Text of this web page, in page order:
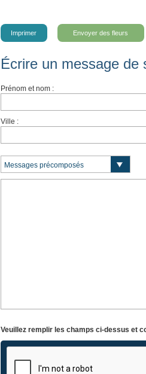
Imprimer Envoyer des fleurs
Écrire un message de
Prénom et nom :
Ville :
Veuillez remplir les champs ci-dessus et